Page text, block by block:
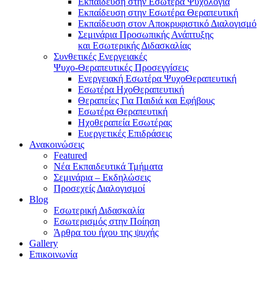
Εκπαίδευση στην Εσωτέρα Θεραπευτική
Εκπαίδευση στον Αποκρυφιστικό Διαλογισμό
Σεμινάρια Προσωπικής Ανάπτυξης
και Εσωτερικής Διδασκαλίας
Συνθετικές Ενεργειακές
Ψυχο-Θεραπευτικές Προσεγγίσεις
Ενεργειακή Εσωτέρα ΨυχοΘεραπευτική
Εσωτέρα ΗχοΘεραπευτική
Θεραπείες Για Παιδιά και Εφήβους
Εσωτέρα Θεραπευτική
Ηχοθεραπεία Εσωτέρας
Ευεργετικές Επιδράσεις
Ανακοινώσεις
Featured
Νέα Εκπαιδευτικά Τμήματα
Σεμινάρια – Εκδηλώσεις
Προσεχείς Διαλογισμοί
Blog
Εσωτερική Διδασκαλία
Εσωτερισμός στην Ποίηση
Άρθρα του ήχου της ψυχής
Gallery
Επικοινωνία